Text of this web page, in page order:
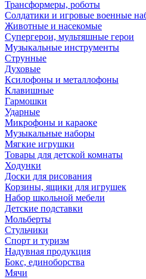
Трансформеры, роботы
Солдатики и игровые военные
Животные и насекомые
Супергерои, мультяшные герои
Музыкальные инструменты
Струнные
Духовые
Ксилофоны и металлофоны
Клавишные
Гармошки
Ударные
Микрофоны и караоке
Музыкальные наборы
Мягкие игрушки
Товары для детской комнаты
Ходунки
Доски для рисования
Корзины, ящики для игрушек
Набор школьной мебели
Детские подставки
Мольберты
Стульчики
Спорт и туризм
Надувная продукция
Бокс, единоборства
Мячи